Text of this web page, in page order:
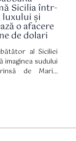
Sicilia într-
luxului și
o afacere
de dolari
al Siciliei
imaginea sudului
de Mario
autentic